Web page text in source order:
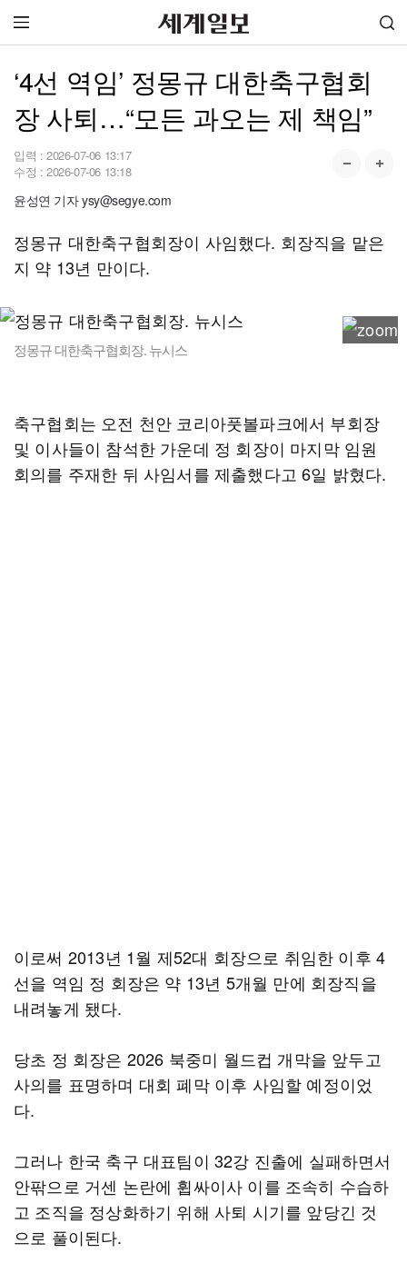
‘4선 역임’ 정몽규 대한축구협회
장 사퇴…“모든 과오는 제 책임”
입력 : 2026-07-06 13:17
수정 : 2026-07-06 13:18
윤성연 기자 ysy@segye.com
정몽규 대한축구협회장이 사임했다. 회장직을 맡은
지 약 13년 만이다.
정몽규 대한축구협회장. 뉴시스
축구협회는 오전 천안 코리아풋볼파크에서 부회장
및 이사들이 참석한 가운데 정 회장이 마지막 임원
회의를 주재한 뒤 사임서를 제출했다고 6일 밝혔다.
이로써 2013년 1월 제52대 회장으로 취임한 이후 4
선을 역임 정 회장은 약 13년 5개월 만에 회장직을
내려놓게 됐다.
당초 정 회장은 2026 북중미 월드컵 개막을 앞두고
사의를 표명하며 대회 폐막 이후 사임할 예정이었
다.
그러나 한국 축구 대표팀이 32강 진출에 실패하면서
안팎으로 거센 논란에 휩싸이사 이를 조속히 수습하
고 조직을 정상화하기 위해 사퇴 시기를 앞당긴 것
으로 풀이된다.